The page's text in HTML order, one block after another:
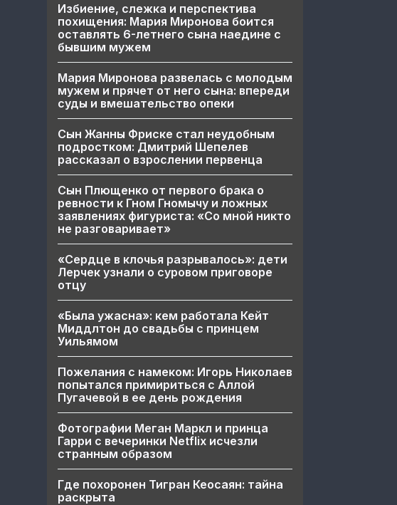
Избиение, слежка и перспектива
похищения: Мария Миронова боится
оставлять 6-летнего сына наедине с
бывшим мужем
Мария Миронова развелась с молодым
мужем и прячет от него сына: впереди
суды и вмешательство опеки
Сын Жанны Фриске стал неудобным
подростком: Дмитрий Шепелев
рассказал о взрослении первенца
Сын Плющенко от первого брака о
ревности к Гном Гномычу и ложных
заявлениях фигуриста: «Со мной никто
не разговаривает»
«Сердце в клочья разрывалось»: дети
Лерчек узнали о суровом приговоре
отцу
«Была ужасна»: кем работала Кейт
Миддлтон до свадьбы с принцем
Уильямом
Пожелания с намеком: Игорь Николаев
попытался примириться с Аллой
Пугачевой в ее день рождения
Фотографии Меган Маркл и принца
Гарри с вечеринки Netflix исчезли
странным образом
Где похоронен Тигран Кеосаян: тайна
раскрыта